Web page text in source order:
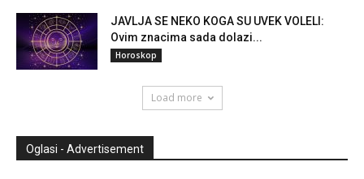
JAVLJA SE NEKO KOGA SU UVEK VOLELI:
Ovim znacima sada dolazi...
Horoskop
Load more
Oglasi - Advertisement